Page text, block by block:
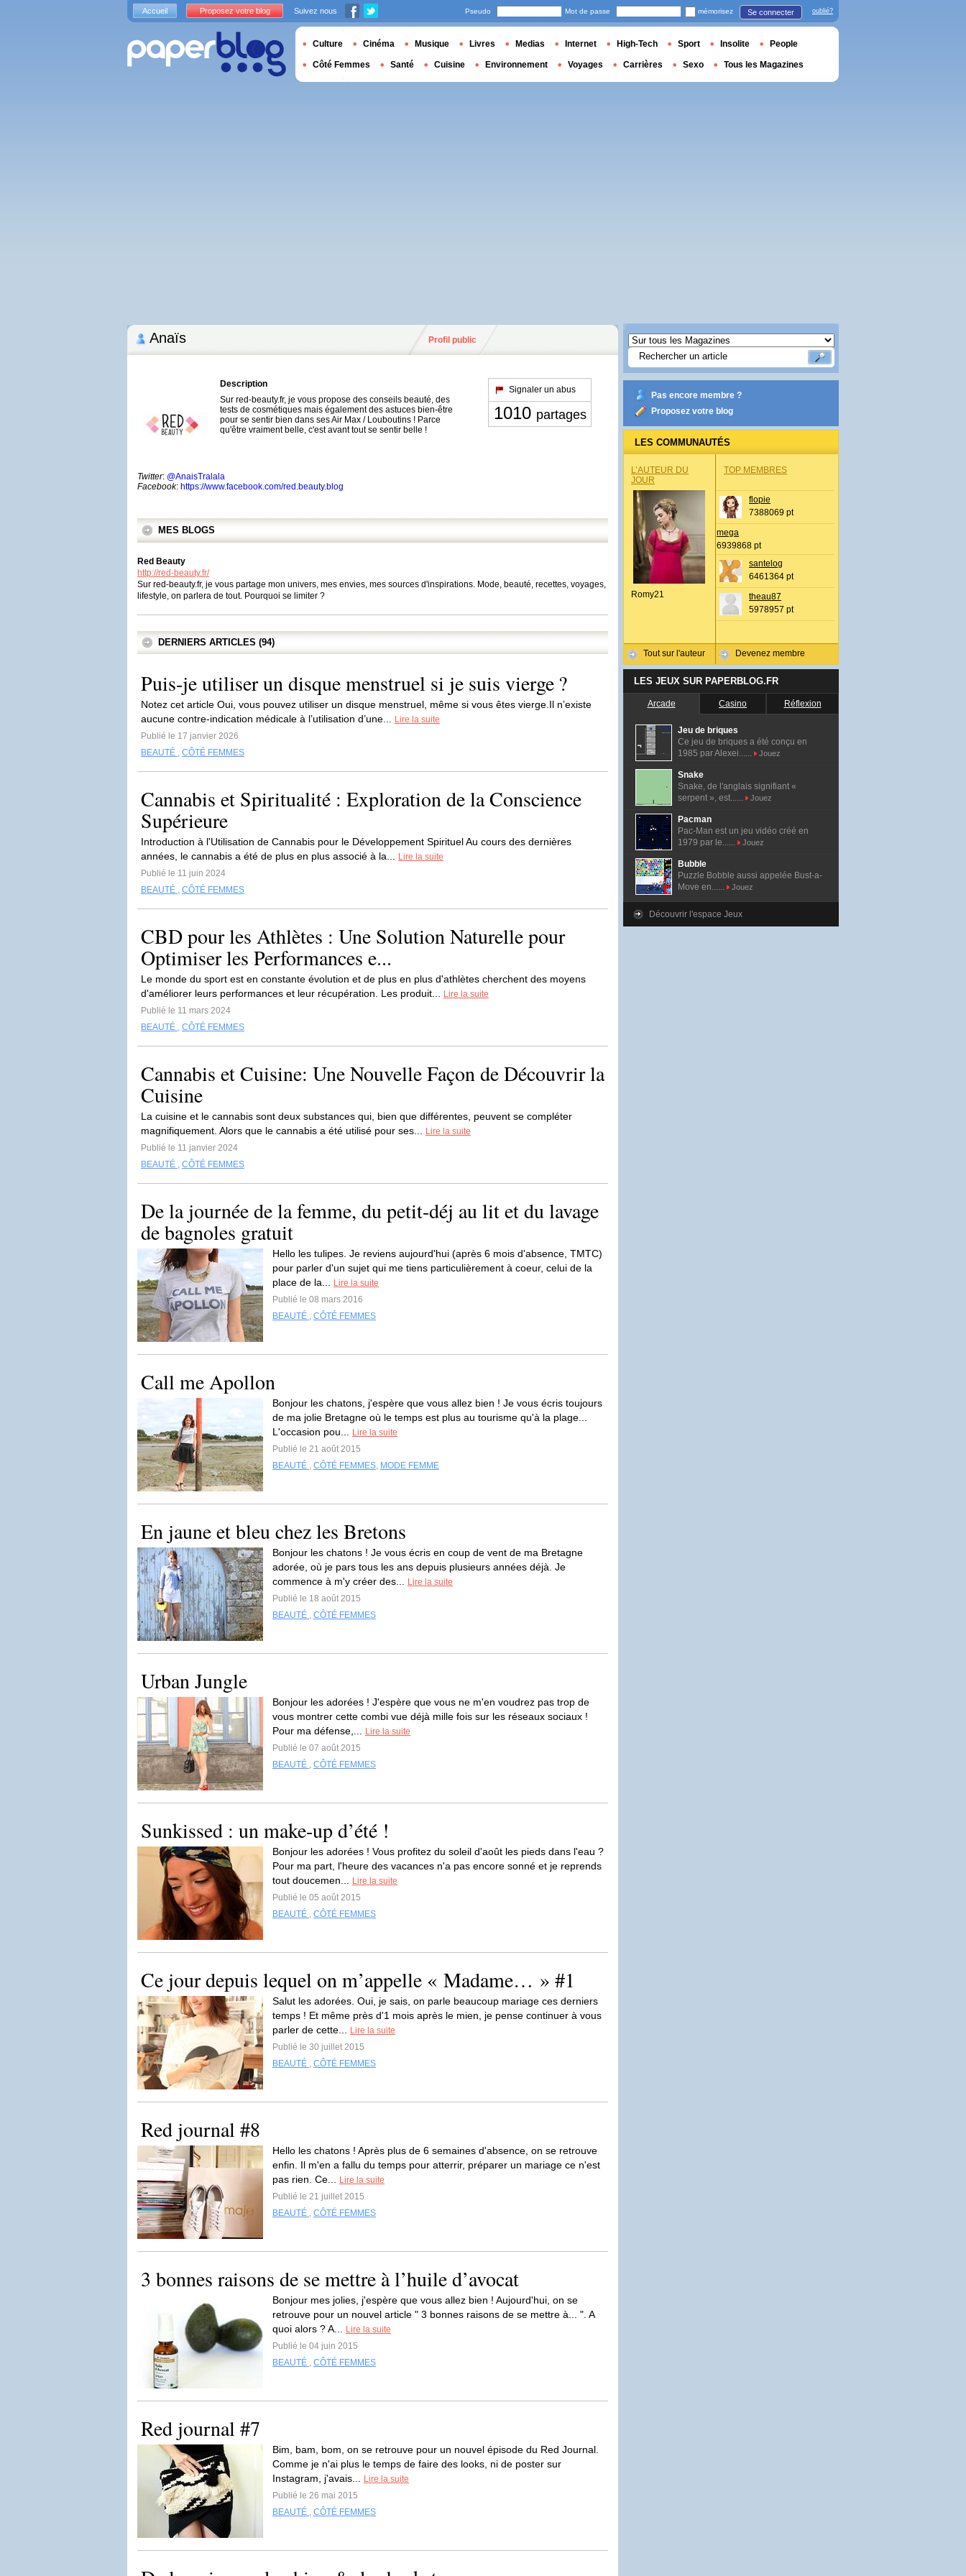
Anaïs Profil public
Description
Sur red-beauty.fr, je vous propose des conseils beauté, des
tests de cosmétiques mais également des astuces bien-être
pour se sentir bien dans ses Air Max / Louboutins ! Parce
qu'être vraiment belle, c'est avant tout se sentir belle !
Twitter: @AnaisTralala
Facebook: https://www.facebook.com/red.beauty.blog
Signaler un abus
1010 partages
MES BLOGS
Red Beauty
http://red-beauty.fr/
Sur red-beauty.fr, je vous partage mon univers, mes envies, mes sources d'inspirations. Mode, beauté, recettes, voyages,
lifestyle, on parlera de tout. Pourquoi se limiter ?
DERNIERS ARTICLES (94)
Puis-je utiliser un disque menstruel si je suis vierge ?
Notez cet article Oui, vous pouvez utiliser un disque menstruel, même si vous êtes vierge.Il n’existe
aucune contre-indication médicale à l’utilisation d’une...
Lire la suite
Publié le 17 janvier 2026
BEAUTÉ , CÔTÉ FEMMES
Cannabis et Spiritualité : Exploration de la Conscience
Supérieure
Introduction à l'Utilisation de Cannabis pour le Développement Spirituel Au cours des dernières
années, le cannabis a été de plus en plus associé à la...
Lire la suite
Publié le 11 juin 2024
BEAUTÉ , CÔTÉ FEMMES
CBD pour les Athlètes : Une Solution Naturelle pour
Optimiser les Performances e...
Le monde du sport est en constante évolution et de plus en plus d'athlètes cherchent des moyens
d'améliorer leurs performances et leur récupération. Les produit...
Lire la suite
Publié le 11 mars 2024
BEAUTÉ , CÔTÉ FEMMES
Cannabis et Cuisine: Une Nouvelle Façon de Découvrir la
Cuisine
La cuisine et le cannabis sont deux substances qui, bien que différentes, peuvent se compléter
magnifiquement. Alors que le cannabis a été utilisé pour ses...
Lire la suite
Publié le 11 janvier 2024
BEAUTÉ , CÔTÉ FEMMES
De la journée de la femme, du petit-déj au lit et du lavage
de bagnoles gratuit
Hello les tulipes. Je reviens aujourd'hui (après 6 mois d'absence, TMTC)
pour parler d'un sujet qui me tiens particulièrement à coeur, celui de la
place de la...
Lire la suite
Publié le 08 mars 2016
BEAUTÉ , CÔTÉ FEMMES
Call me Apollon
Bonjour les chatons, j'espère que vous allez bien ! Je vous écris toujours
de ma jolie Bretagne où le temps est plus au tourisme qu'à la plage...
L'occasion pou...
Lire la suite
Publié le 21 août 2015
BEAUTÉ , CÔTÉ FEMMES, MODE FEMME
En jaune et bleu chez les Bretons
Bonjour les chatons ! Je vous écris en coup de vent de ma Bretagne
adorée, où je pars tous les ans depuis plusieurs années déjà. Je
commence à m'y créer des...
Lire la suite
Publié le 18 août 2015
BEAUTÉ , CÔTÉ FEMMES
Urban Jungle
Bonjour les adorées ! J'espère que vous ne m'en voudrez pas trop de
vous montrer cette combi vue déjà mille fois sur les réseaux sociaux !
Pour ma défense,...
Lire la suite
Publié le 07 août 2015
BEAUTÉ , CÔTÉ FEMMES
Sunkissed : un make-up d’été !
Bonjour les adorées ! Vous profitez du soleil d'août les pieds dans l'eau ?
Pour ma part, l'heure des vacances n'a pas encore sonné et je reprends
tout doucemen...
Lire la suite
Publié le 05 août 2015
BEAUTÉ , CÔTÉ FEMMES
Ce jour depuis lequel on m’appelle « Madame… » #1
Salut les adorées. Oui, je sais, on parle beaucoup mariage ces derniers
temps ! Et même près d'1 mois après le mien, je pense continuer à vous
parler de cette...
Lire la suite
Publié le 30 juillet 2015
BEAUTÉ , CÔTÉ FEMMES
Red journal #8
Hello les chatons ! Après plus de 6 semaines d'absence, on se retrouve
enfin. Il m'en a fallu du temps pour atterrir, préparer un mariage ce n'est
pas rien. Ce...
Lire la suite
Publié le 21 juillet 2015
BEAUTÉ , CÔTÉ FEMMES
3 bonnes raisons de se mettre à l’huile d’avocat
Bonjour mes jolies, j'espère que vous allez bien ! Aujourd'hui, on se
retrouve pour un nouvel article " 3 bonnes raisons de se mettre à... ". A
quoi alors ? A...
Lire la suite
Publié le 04 juin 2015
BEAUTÉ , CÔTÉ FEMMES
Red journal #7
Bim, bam, bom, on se retrouve pour un nouvel épisode du Red Journal.
Comme je n'ai plus le temps de faire des looks, ni de poster sur
Instagram, j'avais...
Lire la suite
Publié le 26 mai 2015
BEAUTÉ , CÔTÉ FEMMES
Pas encore membre ?
Proposez votre blog
LES COMMUNAUTÉS
L’AUTEUR DU
JOUR
Romy21
Tout sur l'auteur
TOP MEMBRES
flopie
7388069 pt
mega
6939868 pt
santelog
6461364 pt
theau87
5978957 pt
Devenez membre
LES JEUX SUR PAPERBLOG.FR
Arcade Casino Réflexion
Jeu de briques
Ce jeu de briques a été conçu en
1985 par Alexei......
Jouez
Snake
Snake, de l'anglais signifiant «
serpent », est......
Jouez
Pacman
Pac-Man est un jeu vidéo créé en
1979 par le......
Jouez
Bubble
Puzzle Bobble aussi appelée Bust-a-
Move en......
Jouez
Découvrir l'espace Jeux
Accueil Proposez votre blog Suivez nous Pseudo Mot de passe mémorisez Se connecter oublié?
Culture Cinéma Musique Livres Medias Internet High-Tech Sport Insolite People
Côté Femmes Santé Cuisine Environnement Voyages Carrières Sexo Tous les Magazines